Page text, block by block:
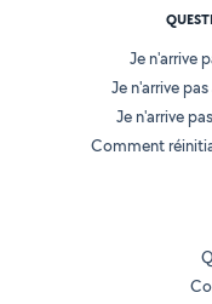
Je n'arrive
Je n'arrive
Je n'arrive
Comment